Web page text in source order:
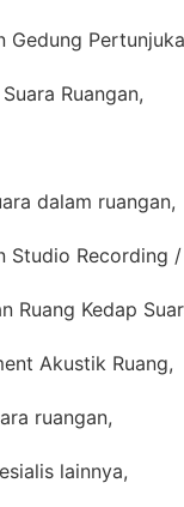
Gedung
Ruangan,
dalam ruangan,
Studio Recording
Ruang Kedap
Akustik Ruang,
ruangan,
lainnya,